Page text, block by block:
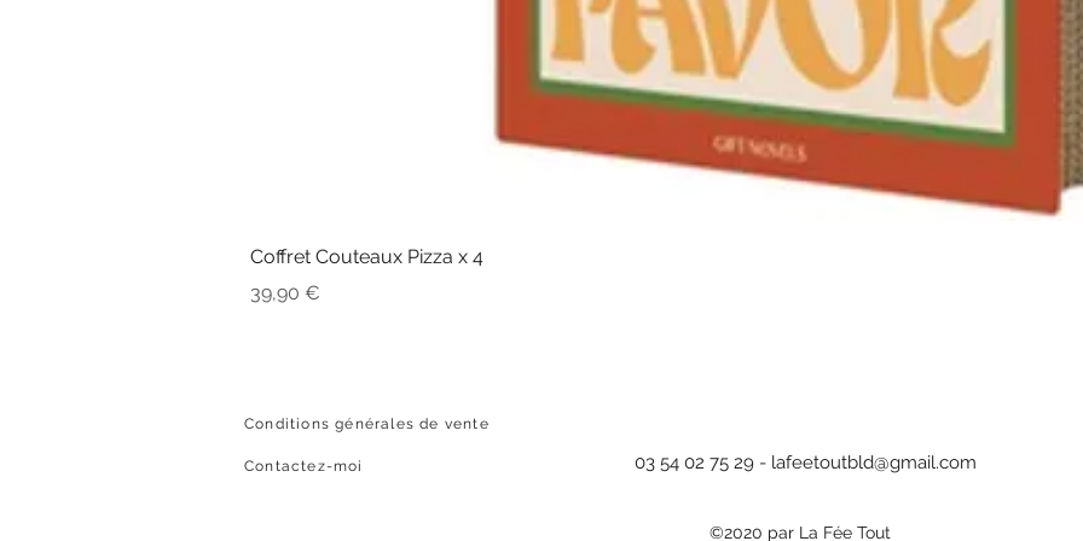
Coffret Couteaux Pizza x 4
Prix
39,90 €
Conditions générales de vente
Contactez-moi 03 54 02 75 29 - lafeetoutbld@gmail.com
©2020 par La Fée Tout